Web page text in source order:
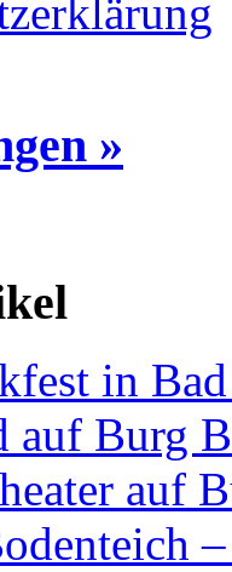
»
in
auf Burg
auf